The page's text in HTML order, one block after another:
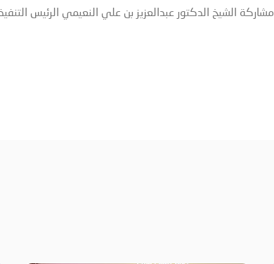
مشاركة الشيخ الدكتور عبدالعزيز بن علي النعيمي الرئيس